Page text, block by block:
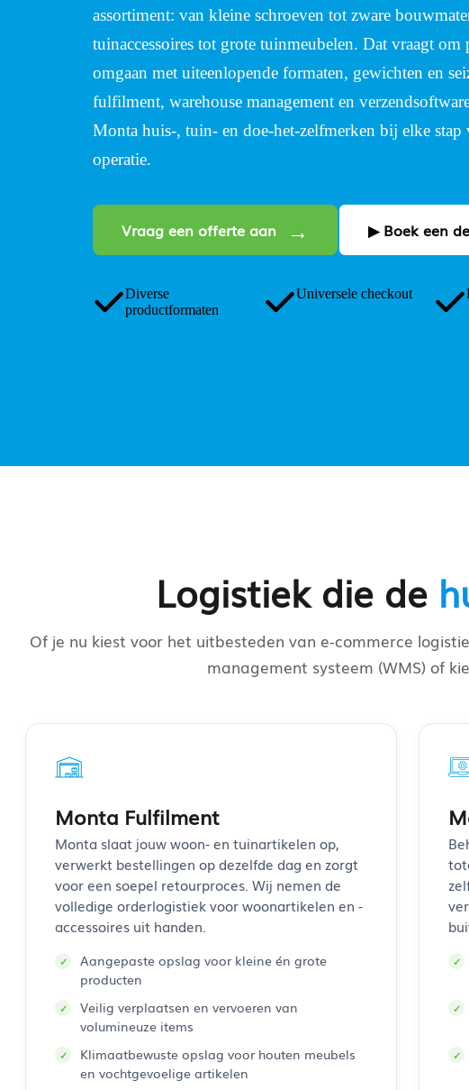
assortiment: van kleine schroeven tot zware
tuinaccessoires tot grote tuinmeubelen. Dat vraagt om
omgaan met uiteenlopende formaten, gewichten en
fulfilment, warehouse management en
Monta huis-, tuin- en doe-het-zelfmerken bij elke
operatie.
Vraag een offerte aan ▶ Boek een
Diverse
productformaten
Universele checkout
Logistiek die de
Of je nu kiest voor het uitbesteden van e-commerce
management systeem (WMS) of
Monta Fulfilment
Monta slaat jouw woon- en tuinartikelen op,
verwerkt bestellingen op dezelfde dag en zorgt
voor een soepel retourproces. Wij nemen de
volledige orderlogistiek voor woonartikelen en -
accessoires uit handen.
Aangepaste opslag voor kleine én grote
producten
Veilig verplaatsen en vervoeren van
volumineuze items
Klimaatbewuste opslag voor houten meubels
en vochtgevoelige artikelen